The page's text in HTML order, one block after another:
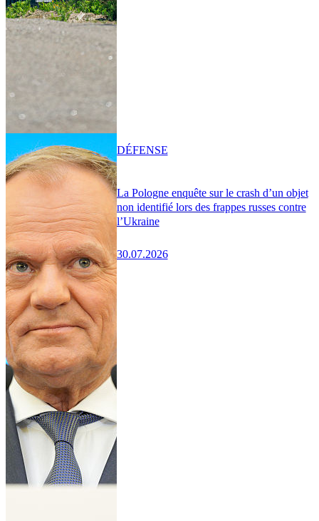
La Pologne enquête sur le crash d’un objet
non identifié lors des frappes russes contre
l’Ukraine
30.07.2026
DÉFENSE